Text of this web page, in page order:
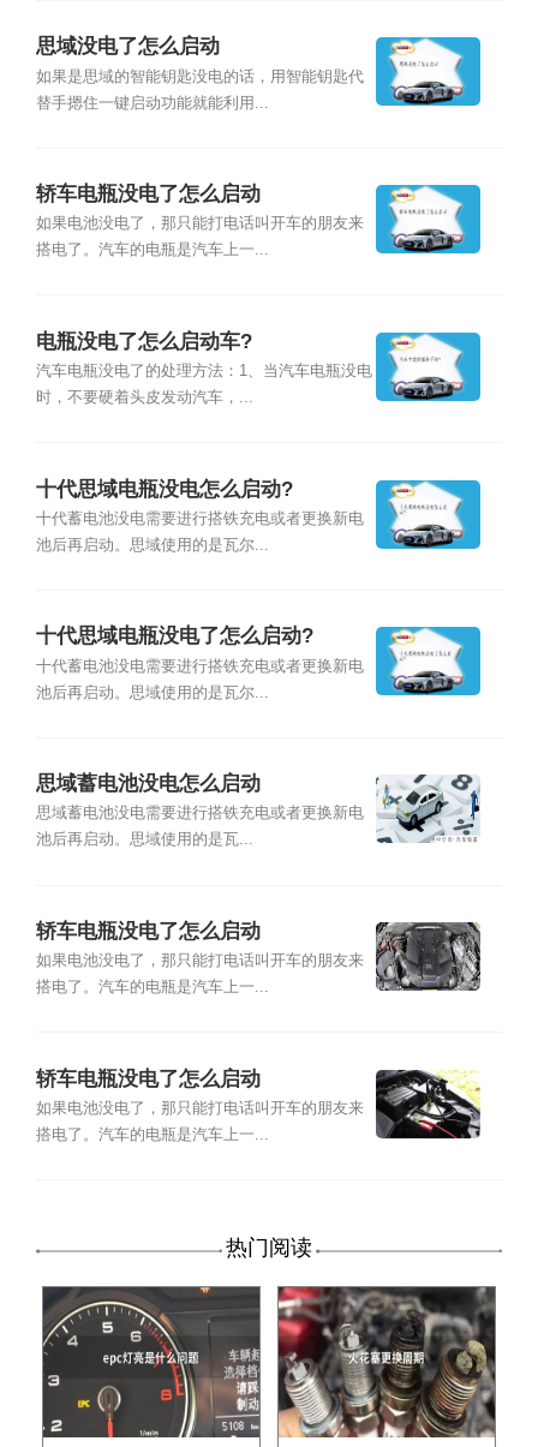
思域没电了怎么启动
如果是思域的智能钥匙没电的话，用智能钥匙代
替手摁住一键启动功能就能利用...
轿车电瓶没电了怎么启动
如果电池没电了，那只能打电话叫开车的朋友来
搭电了。汽车的电瓶是汽车上一...
电瓶没电了怎么启动车?
汽车电瓶没电了的处理方法：1、当汽车电瓶没电
时，不要硬着头皮发动汽车，...
十代思域电瓶没电怎么启动?
十代蓄电池没电需要进行搭铁充电或者更换新电
池后再启动。思域使用的是瓦尔...
十代思域电瓶没电了怎么启动?
十代蓄电池没电需要进行搭铁充电或者更换新电
池后再启动。思域使用的是瓦尔...
思域蓄电池没电怎么启动
思域蓄电池没电需要进行搭铁充电或者更换新电
池后再启动。思域使用的是瓦...
轿车电瓶没电了怎么启动
如果电池没电了，那只能打电话叫开车的朋友来
搭电了。汽车的电瓶是汽车上一...
轿车电瓶没电了怎么启动
如果电池没电了，那只能打电话叫开车的朋友来
搭电了。汽车的电瓶是汽车上一...
热门阅读